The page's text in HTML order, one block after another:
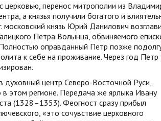
церковью, перенос митрополии из
а князья получили богатого и
князь Юрий Данилович
Петра Волынца, обвиняемого
оправданный Петр позже
к себе на проживание. Через год Петр
центр Северо-Восточной Руси,
в этом регионе. Передача же ярлыка Ивану
(1328–1353). Феогност сразу прибыл
«это сочувствие церковного